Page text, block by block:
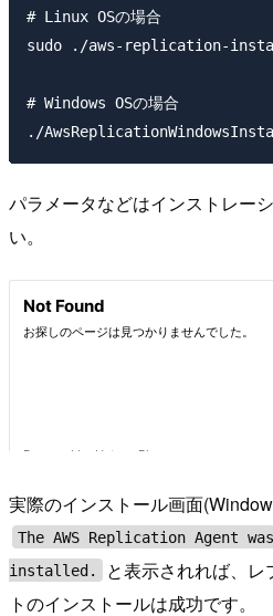
# Linux OSの場合
sudo ./aws-replication-
# Windows OSの場合
パラメータなどはインストレー
い。
実際のインストール画面
The AWS Replication Agent
installed.
と表示されれば、
トのインストールは成功です。